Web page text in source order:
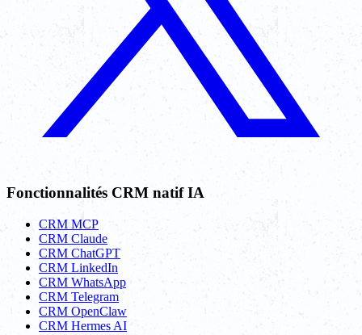
Fonctionnalités CRM natif IA
CRM MCP
CRM Claude
CRM ChatGPT
CRM LinkedIn
CRM WhatsApp
CRM Telegram
CRM OpenClaw
CRM Hermes AI